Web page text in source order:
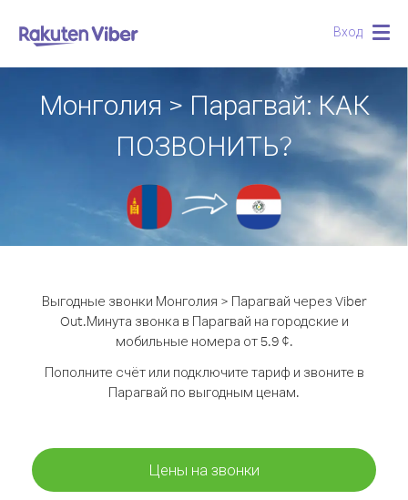
Вход
Монголия > Парагвай: КАК
ПОЗВОНИТЬ?
Выгодные звонки Монголия > Парагвай через Viber
Out.Минута звонка в Парагвай на городские и
мобильные номера от 5.9 ¢.
Пополните счёт или подключите тариф и звоните в
Парагвай по выгодным ценам.
Цены на звонки